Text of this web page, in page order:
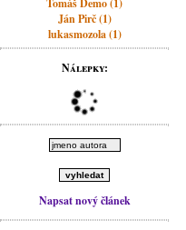
Tomáš Demo (1)
Ján Pirč (1)
lukasmozola (1)
Nálepky:
Napsat nový článek